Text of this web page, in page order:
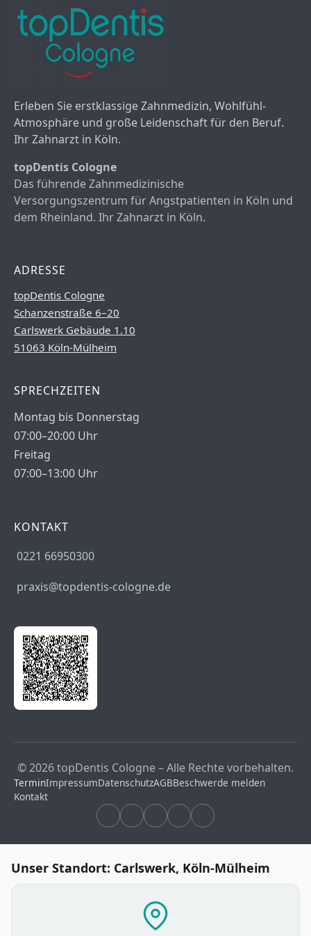
Erleben Sie erstklassige Zahnmedizin, Wohlfühl-
Atmosphäre und große Leidenschaft für den Beruf.
Ihr Zahnarzt in Köln.
topDentis Cologne
Das führende Zahnmedizinische
Versorgungszentrum für Angstpatienten in Köln und
dem Rheinland. Ihr Zahnarzt in Köln.
ADRESSE
topDentis Cologne
Schanzenstraße 6–20
Carlswerk Gebäude 1.10
51063 Köln-Mülheim
SPRECHZEITEN
Montag bis Donnerstag
07:00–20:00 Uhr
Freitag
07:00–13:00 Uhr
KONTAKT
0221 66950300
praxis@topdentis-cologne.de
© 2026 topDentis Cologne – Alle Rechte vorbehalten.
TerminImpressumDatenschutzAGBBeschwerde melden
Kontakt
Unser Standort: Carlswerk, Köln-Mülheim